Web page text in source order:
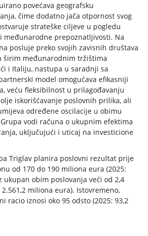
povećava geografsku
čime dodatno jača otpornost svog
strateške ciljeve u pogledu
međunarodne prepoznatljivosti. Na
posluje preko svojih zavisnih društava
širim međunarodnim tržištima
i Italiju, nastupa u saradnji sa
model omogućava efikasniji
veću fleksibilnost u prilagođavanju
iskorišćavanje poslovnih prilika, ali
određene oscilacije u obimu
vodi računa o ukupnim efektima
uključujući i uticaj na investicione
Triglav planira poslovni rezultat prije
od 170 do 190 miliona eura (2025:
ukupan obim poslovanja veći od 2,4
miliona eura). Istovremeno,
racio iznosi oko 95 odsto (2025: 93,2